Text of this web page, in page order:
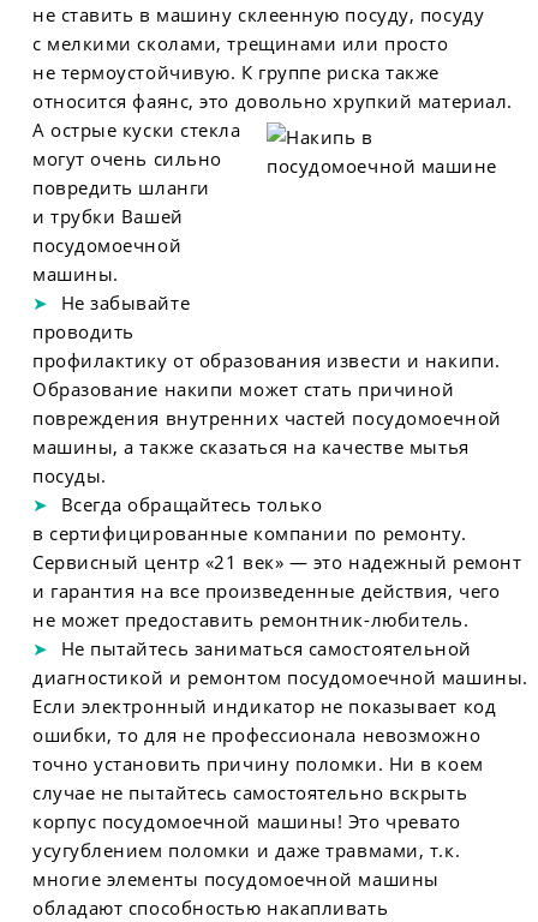
не ставить в машину склеенную посуду, посуду
с мелкими сколами, трещинами или просто
не термоустойчивую. К группе риска также
относится фаянс, это довольно хрупкий материал.
А острые куски стекла
могут очень сильно
повредить шланги
и трубки Вашей
посудомоечной
машины.
Не забывайте
проводить
профилактику от образования извести и накипи.
Образование накипи может стать причиной
повреждения внутренних частей посудомоечной
машины, а также сказаться на качестве мытья
посуды.
Всегда обращайтесь только
в сертифицированные компании по ремонту.
Сервисный центр «21 век» — это надежный ремонт
и гарантия на все произведенные действия, чего
не может предоставить ремонтник-любитель.
Не пытайтесь заниматься самостоятельной
диагностикой и ремонтом посудомоечной машины.
Если электронный индикатор не показывает код
ошибки, то для не профессионала невозможно
точно установить причину поломки. Ни в коем
случае не пытайтесь самостоятельно вскрыть
корпус посудомоечной машины! Это чревато
усугублением поломки и даже травмами, т.к.
многие элементы посудомоечной машины
обладают способностью накапливать